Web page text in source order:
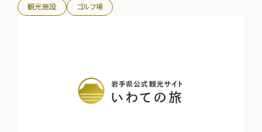
観光施設 ゴルフ場